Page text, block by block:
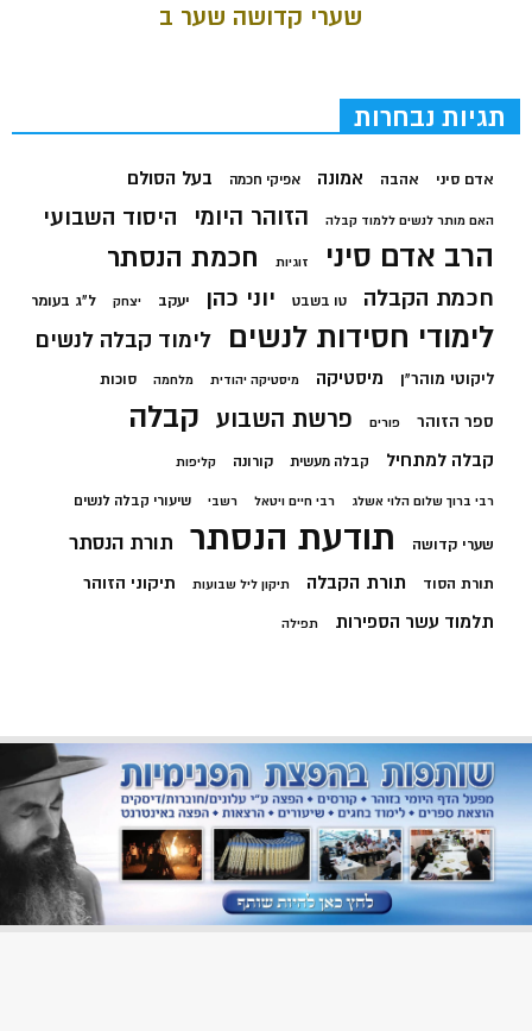
שערי קדושה שער ב
תגיות נבחרות
אדם סיני אהבה אמונה אפיקי חכמה בעל הסולם
האם מותר לנשים ללמוד קבלה הזוהר היומי היסוד השבועי
הרב אדם סיני זוגיות חכמת הנסתר
חכמת הקבלה טו בשבט יוני כהן יעקב יצחק ל"ג בעומר
לימודי חסידות לנשים לימוד קבלה לנשים
ליקוטי מוהר"ן מיסטיקה מיסטיקה יהודית מלחמה סוכות
ספר הזוהר פורים פרשת השבוע קבלה
קבלה למתחיל קבלה מעשית קורונה קליפות
רבי ברוך שלום הלוי אשלג רבי חיים ויטאל רשבי שיעורי קבלה לנשים
שערי קדושה תודעת הנסתר תורת הנסתר
תורת הסוד תורת הקבלה תיקון ליל שבועות תיקוני הזוהר
תלמוד עשר הספירות תפילה